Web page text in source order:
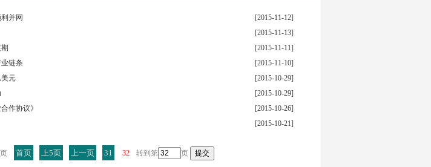
并网
[2015-11-12]
[2015-11-13]
[2015-11-11]
链条
[2015-11-10]
美元
[2015-10-29]
[2015-10-29]
作协议》
[2015-10-26]
[2015-10-21]
首页 上5页 上一页 31 32 转到第 页